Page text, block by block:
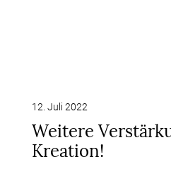
12. Juli 2022
Weitere
Kreation!